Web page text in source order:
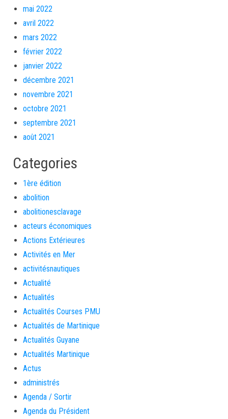
mai 2022
avril 2022
mars 2022
février 2022
janvier 2022
décembre 2021
novembre 2021
octobre 2021
septembre 2021
août 2021
Categories
1ère édition
abolition
abolitionesclavage
acteurs économiques
Actions Extérieures
Activités en Mer
activitésnautiques
Actualité
Actualités
Actualités Courses PMU
Actualités de Martinique
Actualités Guyane
Actualités Martinique
Actus
administrés
Agenda / Sortir
Agenda du Président